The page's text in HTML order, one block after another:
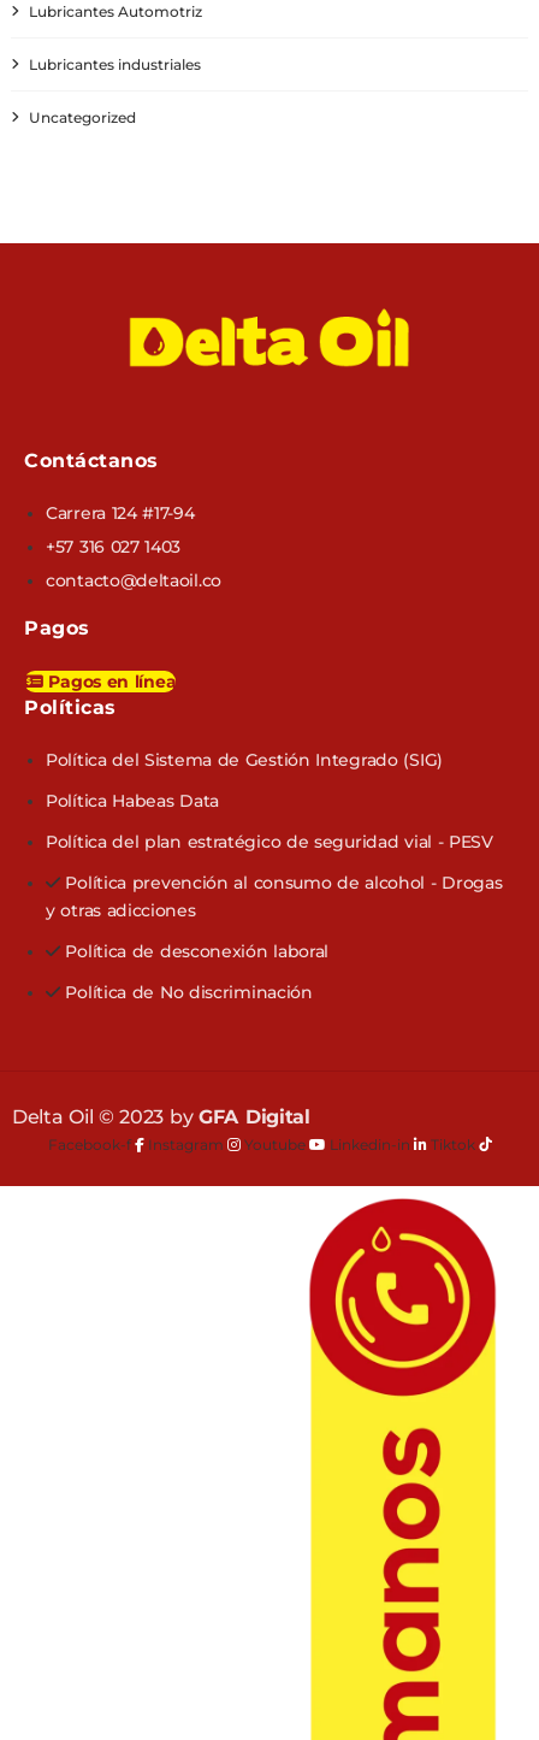
Lubricantes Automotriz
Lubricantes industriales
Uncategorized
Contáctanos
Carrera 124 #17-94
+57 316 027 1403
contacto@deltaoil.co
Pagos
Pagos en línea
Políticas​
Política del Sistema de Gestión Integrado (SIG)
Política Habeas Data
Política del plan estratégico de seguridad vial - PESV
Política prevención al consumo de alcohol - Drogas
y otras adicciones
Política de desconexión laboral
Política de No discriminación
Delta Oil © 2023 by GFA Digital
Facebook-f Instagram Youtube Linkedin-in Tiktok